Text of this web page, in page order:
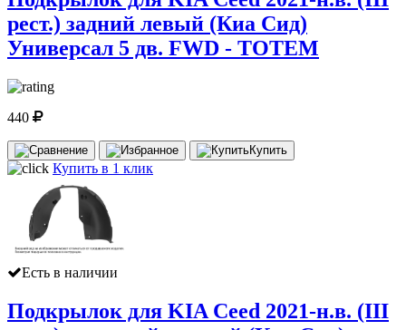
рест.) задний левый (Киа Сид)
Универсал 5 дв. FWD - TOTEM
440
Купить
Купить в 1 клик
Есть в наличии
Подкрылок для KIA Ceed 2021-н.в. (III